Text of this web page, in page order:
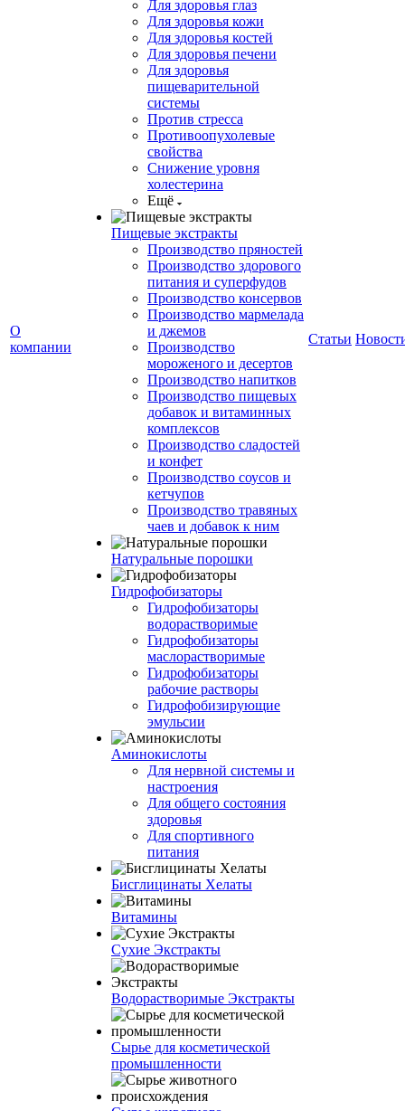
О
компании
Для здоровья глаз
Для здоровья кожи
Для здоровья костей
Для здоровья печени
Для здоровья
пищеварительной
системы
Против стресса
Противоопухолевые
свойства
Снижение уровня
холестерина
Ещё
Пищевые экстракты
Производство пряностей
Производство здорового
питания и суперфудов
Производство консервов
Производство мармелада
и джемов
Производство
мороженого и десертов
Производство напитков
Производство пищевых
добавок и витаминных
комплексов
Производство сладостей
и конфет
Производство соусов и
кетчупов
Производство травяных
чаев и добавок к ним
Натуральные порошки
Гидрофобизаторы
Гидрофобизаторы
водорастворимые
Гидрофобизаторы
маслорастворимые
Гидрофобизаторы
рабочие растворы
Гидрофобизирующие
эмульсии
Аминокислоты
Для нервной системы и
настроения
Для общего состояния
здоровья
Для спортивного
питания
Бисглицинаты Хелаты
Витамины
Сухие Экстракты
Водорастворимые Экстракты
Сырье для косметической
промышленности
Статьи